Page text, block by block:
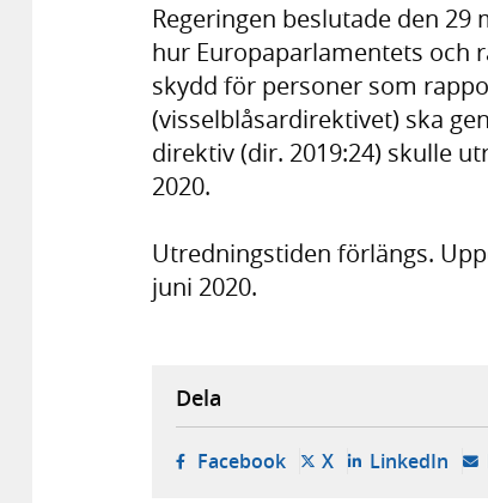
Regeringen beslutade den
hur Europaparlamentets och
skydd för personer som
(visselblåsardirektivet) ska
direktiv (dir. 2019:24) skulle
2020.
Utredningstiden förlängs.
juni 2020.
Dela
Facebook- öppnas i ny flik,
X- öppnas i ny
LinkedIn-